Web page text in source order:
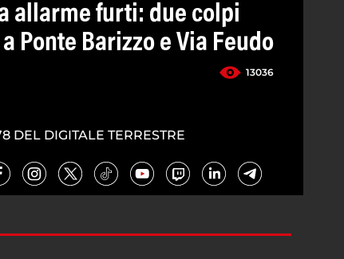
allarme furti: due colpi
Ponte Barizzo e Via Feudo
13036
DEL DIGITALE TERRESTRE